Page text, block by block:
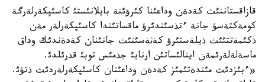
قازاقستاننئث كةدةن وداعئنا كئرؤئنة بايلانئستئ كاسئپكةرلةرگة
كومةكتةسؤ جانة ءتذسئندئرؤ ماقساتئندا كاسئپكةرلةر مةن
ذكئمةتتئئث ذيلةستئرؤ كةثةسئنئث جانئنان كةدةندئك وداق
ماسةلةلةرئمةن اينالئساتئن ارنايئ جذمئس توبئ قذرئلدئ.
«ءبئزدئث مئندةتئمئز كةدةن وداعئنان كاسئپكةرلةردئث ذتؤئ.